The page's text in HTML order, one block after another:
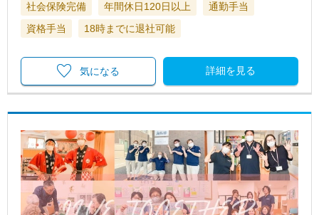
社会保険完備 年間休日120日以上
通勤手当
資格手当
18時までに退社可能
詳細を見る
気になる